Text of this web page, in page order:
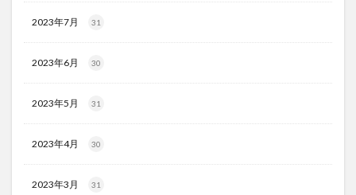
2023年7月 31
2023年6月 30
2023年5月 31
2023年4月 30
2023年3月 31